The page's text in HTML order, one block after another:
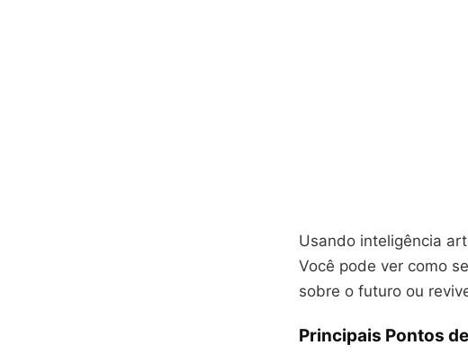
Usando inteligência
Você pode ver como
sobre o futuro ou
Principais Pontos